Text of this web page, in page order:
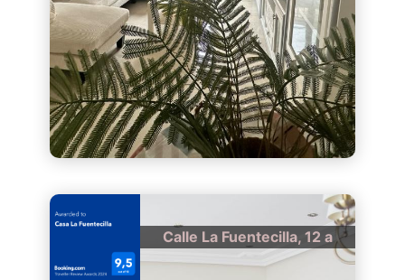
Calle La Fuentecilla, 12 a